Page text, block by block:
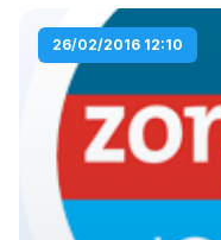
26/02/2016 12:10